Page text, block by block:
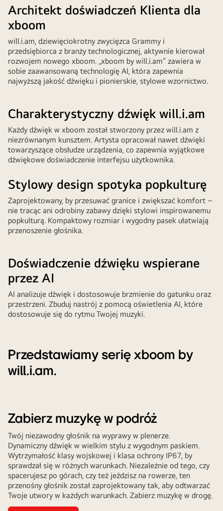
xboom
Grab.Architekt doświadczeń Klienta dla
xboom
will.i.am, dziewięciokrotny zwycięzca Grammy i
przedsiębiorca z branży technologicznej, aktywnie kierował
rozwojem nowego xboom. „xboom by will.i.am” zawiera w
sobie zaawansowaną technologię AI, która zapewnia
najwyższą jakość dźwięku i pionierskie, stylowe wzornictwo.
Charakterystyczny dźwięk will.i.am
Każdy dźwięk w xboom został stworzony przez will.i.am z
niezrównanym kunsztem. Artysta opracował nawet dźwięki
towarzyszące obsłudze urządzenia, co zapewnia wyjątkowe
dźwiękowe doświadczenie interfejsu użytkownika.
Stylowy design spotyka popkulturę
Zaprojektowany, by przesuwać granice i zwiększać komfort –
nie tracąc ani odrobiny zabawy dzięki stylowi inspirowanemu
popkulturą. Kompaktowy rozmiar i wygodny pasek ułatwiają
przenoszenie głośnika.
Doświadczenie dźwięku wspierane
przez AI
AI analizuje dźwięk i dostosowuje brzmienie do gatunku oraz
przestrzeni. Zbuduj nastrój z pomocą oświetlenia AI, które
dostosowuje się do rytmu Twojej muzyki.
Przedstawiamy serię xboom by
will.i.am.
Zabierz muzykę w podróż
Twój niezawodny głośnik na wyprawy w plenerze.
Dynamiczny dźwięk w wielkim stylu z wygodnym paskiem.
Wytrzymałość klasy wojskowej i klasa ochrony IP67, by
sprawdzał się w różnych warunkach. Niezależnie od tego, czy
spacerujesz po górach, czy też jeździsz na rowerze, ten
przenośny głośnik został zaprojektowany tak, aby odtwarzać
Twoje utwory w każdych warunkach. Zabierz muzykę w drogę.